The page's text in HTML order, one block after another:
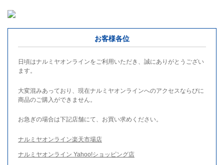
お客様各位
日頃はナルミヤオンラインをご利用いただき、誠にありがとうござい
ます。
大変混みあっており、現在ナルミヤオンラインへのアクセスならびに
商品のご購入ができません。
お急ぎの場合は下記店舗にて、お買い求めください。
ナルミヤオンライン楽天市場店
ナルミヤオンライン Yahoo!ショッピング店